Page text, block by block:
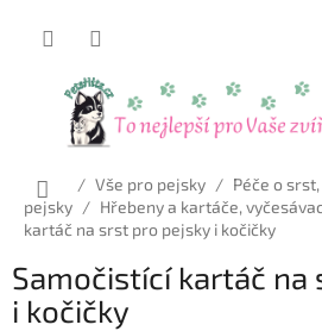
Domů
/ Vše pro pejsky / Péče o
pejsky / Hřebeny a kartáče,
kartáč na srst pro pejsky i kočičky
Samočistící kartáč na
i kočičky